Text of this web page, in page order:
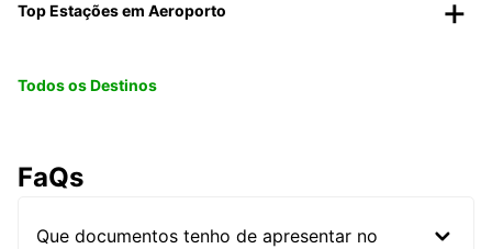
Top Estações em Aeroporto
Todos os Destinos
FaQs
Que documentos tenho de apresentar no